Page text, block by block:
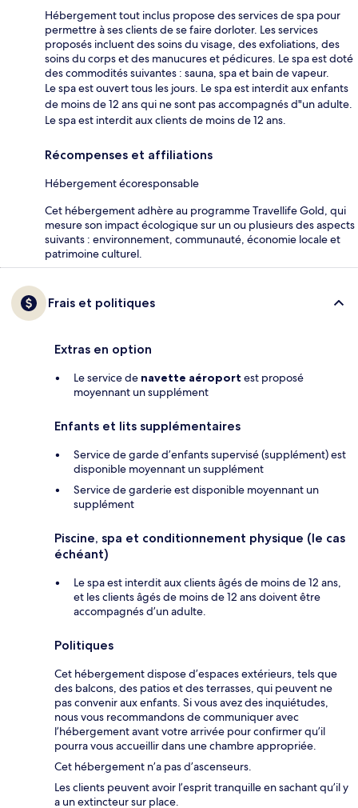
Hébergement tout inclus propose des services de spa pour
permettre à ses clients de se faire dorloter. Les services
proposés incluent des soins du visage, des exfoliations, des
soins du corps et des manucures et pédicures. Le spa est doté
des commodités suivantes : sauna, spa et bain de vapeur.
Le spa est ouvert tous les jours. Le spa est interdit aux enfants
de moins de 12 ans qui ne sont pas accompagnés d"un adulte.
Le spa est interdit aux clients de moins de 12 ans.
Récompenses et affiliations
Hébergement écoresponsable
Cet hébergement adhère au programme Travellife Gold, qui
mesure son impact écologique sur un ou plusieurs des aspects
suivants : environnement, communauté, économie locale et
patrimoine culturel.
Frais et politiques
Extras en option
Le service de navette aéroport est proposé
moyennant un supplément
Enfants et lits supplémentaires
Service de garde d’enfants supervisé (supplément) est
disponible moyennant un supplément
Service de garderie est disponible moyennant un
supplément
Piscine, spa et conditionnement physique (le cas
échéant)
Le spa est interdit aux clients âgés de moins de 12 ans,
et les clients âgés de moins de 12 ans doivent être
accompagnés d’un adulte.
Politiques
Cet hébergement dispose d’espaces extérieurs, tels que
des balcons, des patios et des terrasses, qui peuvent ne
pas convenir aux enfants. Si vous avez des inquiétudes,
nous vous recommandons de communiquer avec
l’hébergement avant votre arrivée pour confirmer qu’il
pourra vous accueillir dans une chambre appropriée.
Cet hébergement n’a pas d’ascenseurs.
Les clients peuvent avoir l’esprit tranquille en sachant qu’il y
a un extincteur sur place.